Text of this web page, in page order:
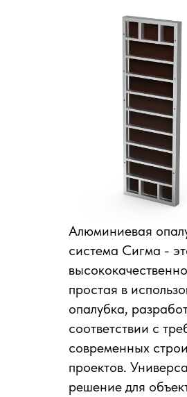
Алюминиевая
система Сигма -
простая в
опалубка,
соответствии с
современных
проектов.
решение для